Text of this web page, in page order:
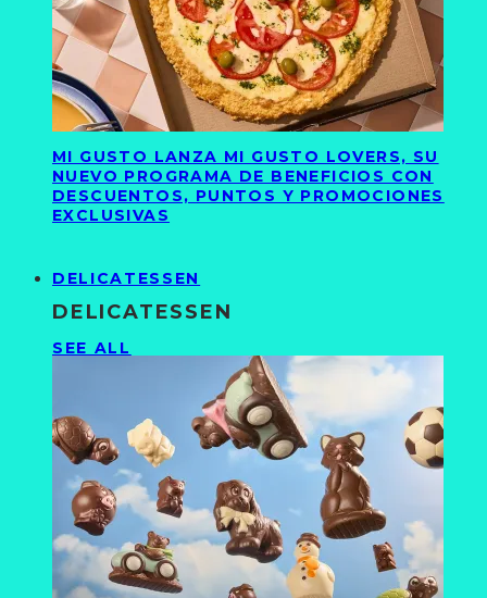
MI GUSTO LANZA MI GUSTO LOVERS, SU
NUEVO PROGRAMA DE BENEFICIOS CON
DESCUENTOS, PUNTOS Y PROMOCIONES
EXCLUSIVAS
DELICATESSEN
DELICATESSEN
SEE ALL